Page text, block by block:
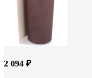
2 094 ₽